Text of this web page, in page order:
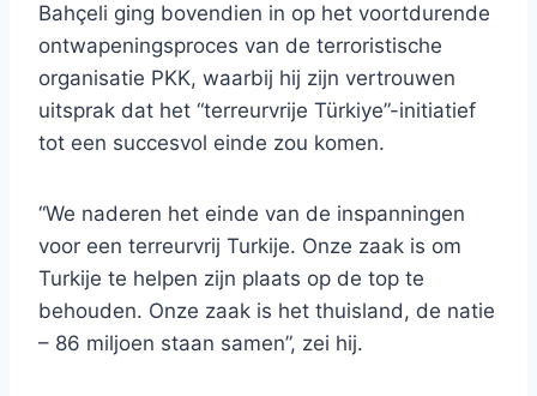
Bahçeli ging bovendien in op het voortdurende
ontwapeningsproces van de terroristische
organisatie PKK, waarbij hij zijn vertrouwen
uitsprak dat het “terreurvrije Türkiye”-initiatief
tot een succesvol einde zou komen.
“We naderen het einde van de inspanningen
voor een terreurvrij Turkije. Onze zaak is om
Turkije te helpen zijn plaats op de top te
behouden. Onze zaak is het thuisland, de natie
– 86 miljoen staan ​​samen”, zei hij.